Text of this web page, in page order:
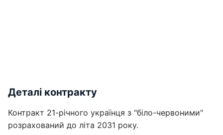
Деталі контракту
Контракт 21-річного українця з "біло-червоними"
розрахований до літа 2031 року.